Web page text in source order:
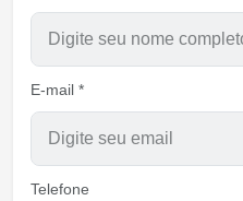
E-mail *
Telefone